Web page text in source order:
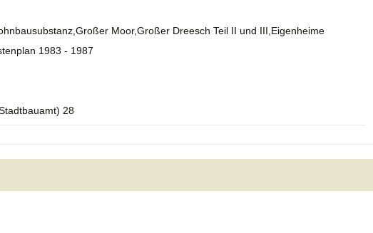
Moor,Großer Dreesch Teil II und III,Eigenheime
1983 - 1987
28